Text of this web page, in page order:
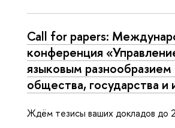
Call for papers:
конференция
языковым разнообразием
общества, государства и
Ждём тезисы ваших докладов до